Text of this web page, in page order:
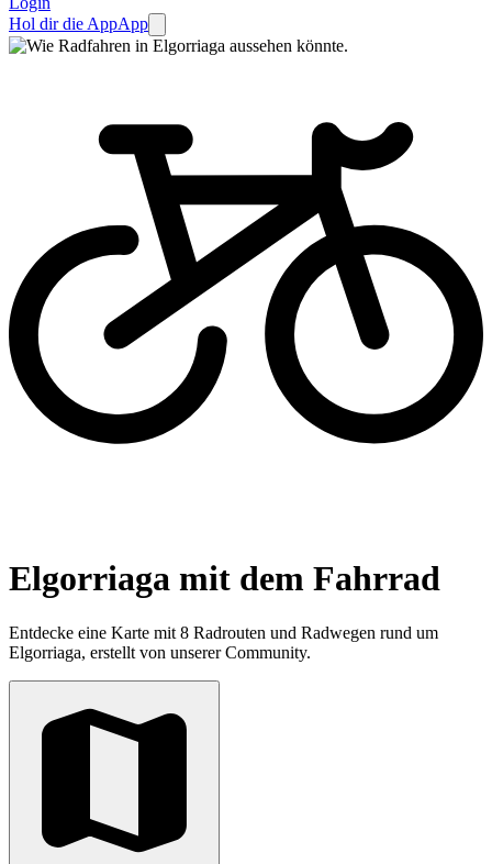
Hol dir die AppApp
Elgorriaga mit dem Fahrrad
Entdecke eine Karte mit 8 Radrouten und Radwegen rund um
Elgorriaga, erstellt von unserer Community.